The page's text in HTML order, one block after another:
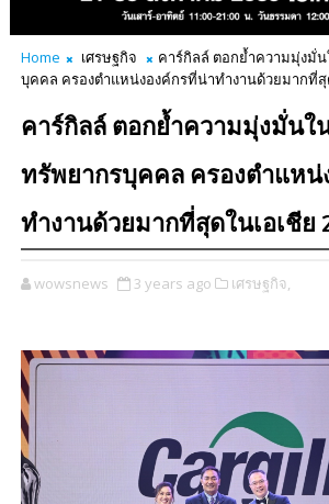
Home เศรษฐกิจ
คาร์กิลล์ ตอกย้ำความมุ่งมั่
บุคคล ครองตำแหน่งองค์กรที่น่าทำงานด้วยมากที่สุ
คาร์กิลล์ ตอกย้ำความมุ่งมั่น
ทรัพยากรบุคคล ครองตำแหน่
ทำงานด้วยมากที่สุดในเอเชีย
wowsnews 3 years ago เศรษฐกิจ,